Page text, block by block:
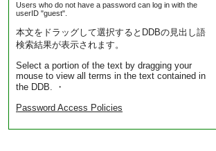
Users who do not have a password can log in with the
userID "guest".
本文をドラッグして選択するとDDBの見出し語
検索結果が表示されます。
Select a portion of the text by dragging your
mouse to view all terms in the text contained in
the DDB. ・
Password Access Policies